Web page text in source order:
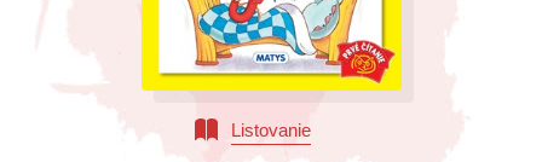
Všetky kategórie
Listovanie